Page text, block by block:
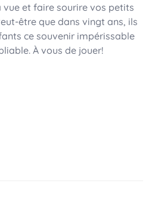
et faire sourire vos petits
être que dans vingt ans, ils
ce souvenir impérissable
À vous de jouer!